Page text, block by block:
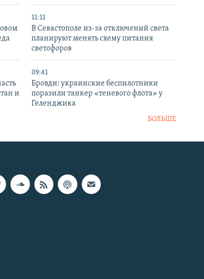
11:11
В Севастополе из-за отключений света
планируют менять схему питания
светофоров
и
09:41
Бровди: украинские беспилотники
поразили танкер «теневого флота» у
Геленджика
БОЛЬШЕ